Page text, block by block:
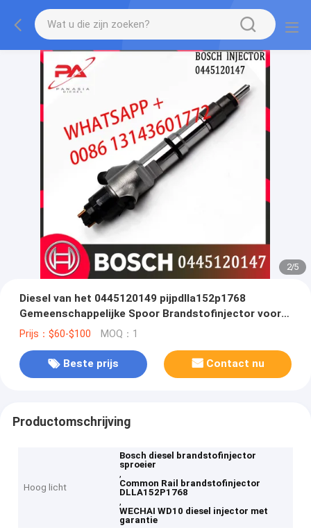
2/5
Diesel van het 0445120149 pijpdlla152p1768
Gemeenschappelijke Spoor Brandstofinjector voor
WECHAI WD10
Prijs：$60-$100 MOQ：1
Beste prijs Contact nu
Productomschrijving
Hoog licht
Bosch diesel brandstofinjector
sproeier
,
Common Rail brandstofinjector
DLLA152P1768
,
WECHAI WD10 diesel injector met
garantie